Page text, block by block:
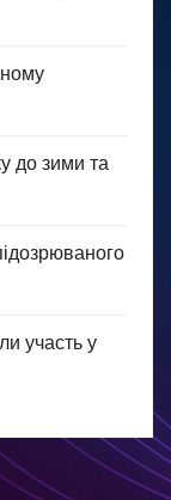
до зими та
участь у